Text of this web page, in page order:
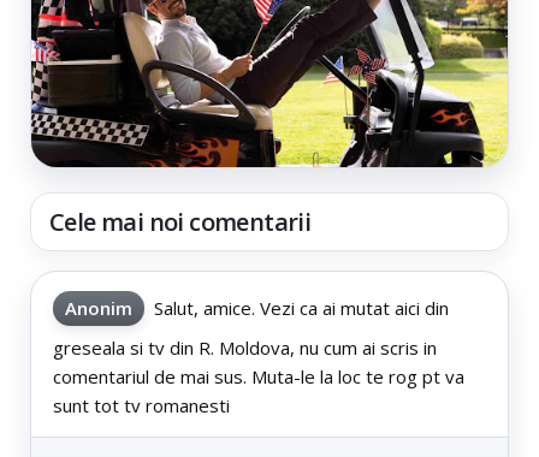
Cele mai noi comentarii
Anonim
Salut, amice. Vezi ca ai mutat aici din
greseala si tv din R. Moldova, nu cum ai scris in
comentariul de mai sus. Muta-le la loc te rog pt va
sunt tot tv romanesti